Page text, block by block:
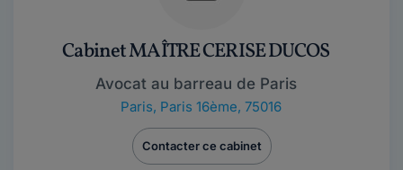
Cabinet MAÎTRE CERISE DUCOS
Avocat au barreau de Paris
Paris, Paris 16ème, 75016
Contacter ce cabinet